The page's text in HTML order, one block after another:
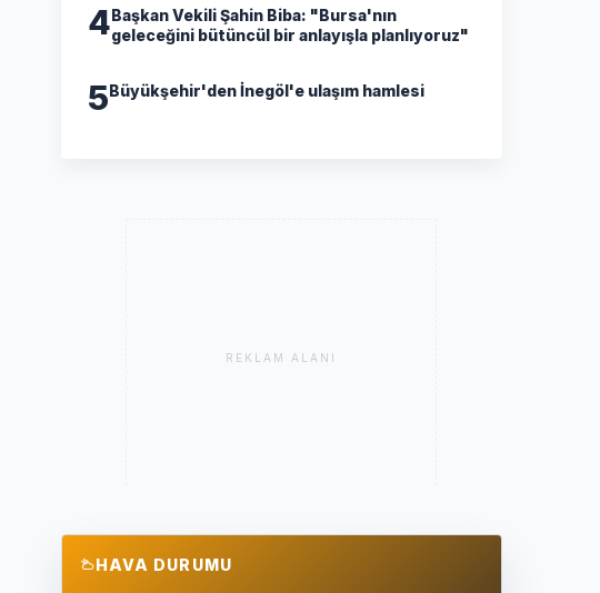
4Başkan Vekili Şahin Biba: "Bursa'nın
geleceğini bütüncül bir anlayışla planlıyoruz"
5Büyükşehir'den İnegöl'e ulaşım hamlesi
REKLAM ALANI
HAVA DURUMU